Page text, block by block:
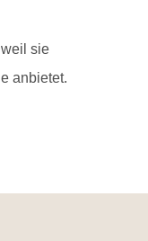
sie
anbietet.